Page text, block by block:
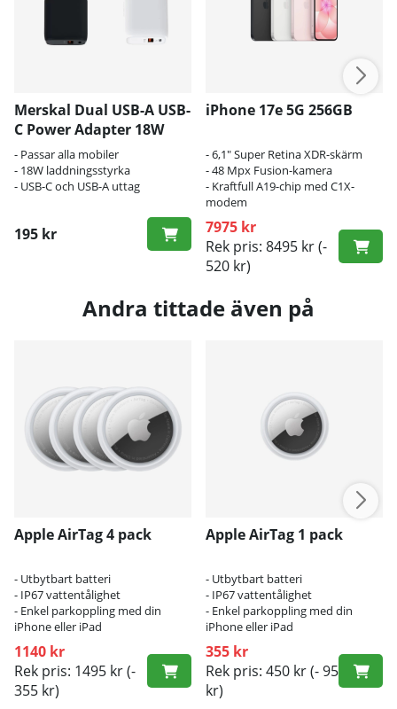
Merskal Dual USB-A USB-
C Power Adapter 18W
- Passar alla mobiler
- 18W laddningsstyrka
- USB-C och USB-A uttag
195 kr
iPhone 17e 5G 256GB
- 6,1" Super Retina XDR-skärm
- 48 Mpx Fusion-kamera
- Kraftfull A19-chip med C1X-
modem
7975 kr
Rek pris: 8495 kr(-
520 kr)
Andra tittade även på
Apple AirTag 4 pack
- Utbytbart batteri
- IP67 vattentålighet
- Enkel parkoppling med din
iPhone eller iPad
1140 kr
Rek pris: 1495 kr(-
355 kr)
Apple AirTag 1 pack
- Utbytbart batteri
- IP67 vattentålighet
- Enkel parkoppling med din
iPhone eller iPad
355 kr
Rek pris: 450 kr(- 95
kr)